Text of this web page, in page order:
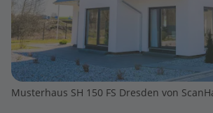
Musterhaus SH 150 FS Dresden von